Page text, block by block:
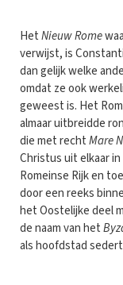
HetNieuw Rome
verwijst, is
dan gelijk welke
omdat ze ook
geweest is. Het
almaar uitbreidde
die met rechtMare
Christus uit elkaar
Romeinse Rijk en
door een reeks
het Oostelijke deel
de naam van het
als hoofdstad